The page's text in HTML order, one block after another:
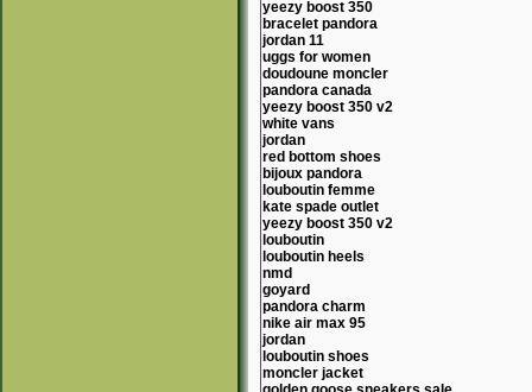
yeezy boost 350
bracelet pandora
jordan 11
uggs for women
doudoune moncler
pandora canada
yeezy boost 350 v2
white vans
jordan
red bottom shoes
bijoux pandora
louboutin femme
kate spade outlet
yeezy boost 350 v2
louboutin
louboutin heels
nmd
goyard
pandora charm
nike air max 95
jordan
louboutin shoes
moncler jacket